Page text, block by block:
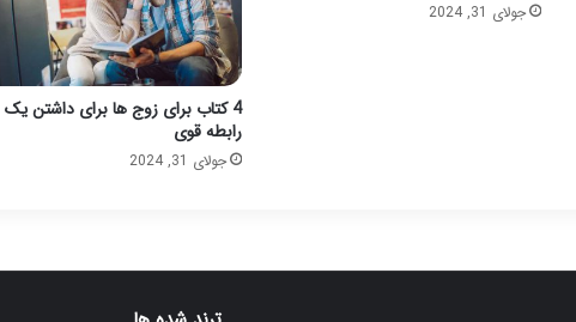
جولای 31, 2024
4 کتاب برای زوج ها برای داشتن یک
رابطه قوی
جولای 31, 2024